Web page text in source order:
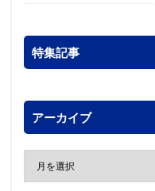
特集記事
アーカイブ